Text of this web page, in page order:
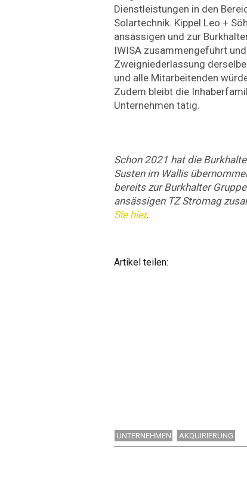
Dienstleistungen in den
Solartechnik. Kippel Leo +
ansässigen und zur
IWISA zusammengeführt
Zweigniederlassung
und alle Mitarbeitenden
Zudem bleibt die
Unternehmen tätig.
Schon 2021 hat die
Susten im Wallis
bereits zur Burkhalter
ansässigen TZ Stromag
Sie hier.
Artikel teilen:
UNTERNEHMEN AKQUIRIERUNG